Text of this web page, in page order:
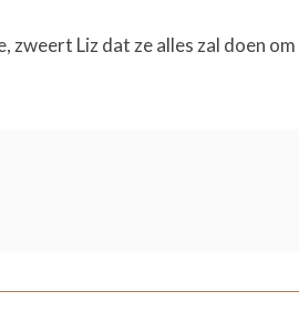
Liz dat ze alles zal doen